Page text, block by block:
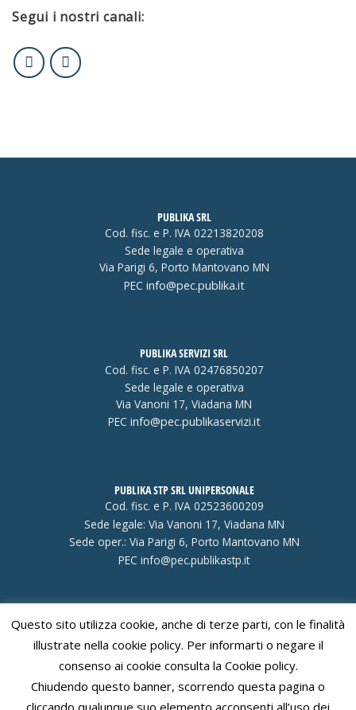
Segui i nostri canali:
PUBLIKA SRL
Cod. fisc. e P. IVA 02213820208
Sede legale e operativa
Via Parigi 6, Porto Mantovano MN
PEC info@pec.publika.it
PUBLIKA SERVIZI SRL
Cod. fisc. e P. IVA 02476850207
Sede legale e operativa
Via Vanoni 17, Viadana MN
PEC info@pec.publikaservizi.it
PUBLIKA STP SRL UNIPERSONALE
Cod. fisc. e P. IVA 02523600209
Sede legale: Via Vanoni 17, Viadana MN
Sede oper.: Via Parigi 6, Porto Mantovano MN
PEC info@pec.publikastp.it
Visa PayPal Stripe MasterCardCash
Delivery
Questo sito utilizza cookie, anche di terze parti, con le finalità
illustrate nella cookie policy. Per informarti o negare il
consenso ai cookie consulta la Cookie policy.
Chiudendo questo banner, scorrendo questa pagina o